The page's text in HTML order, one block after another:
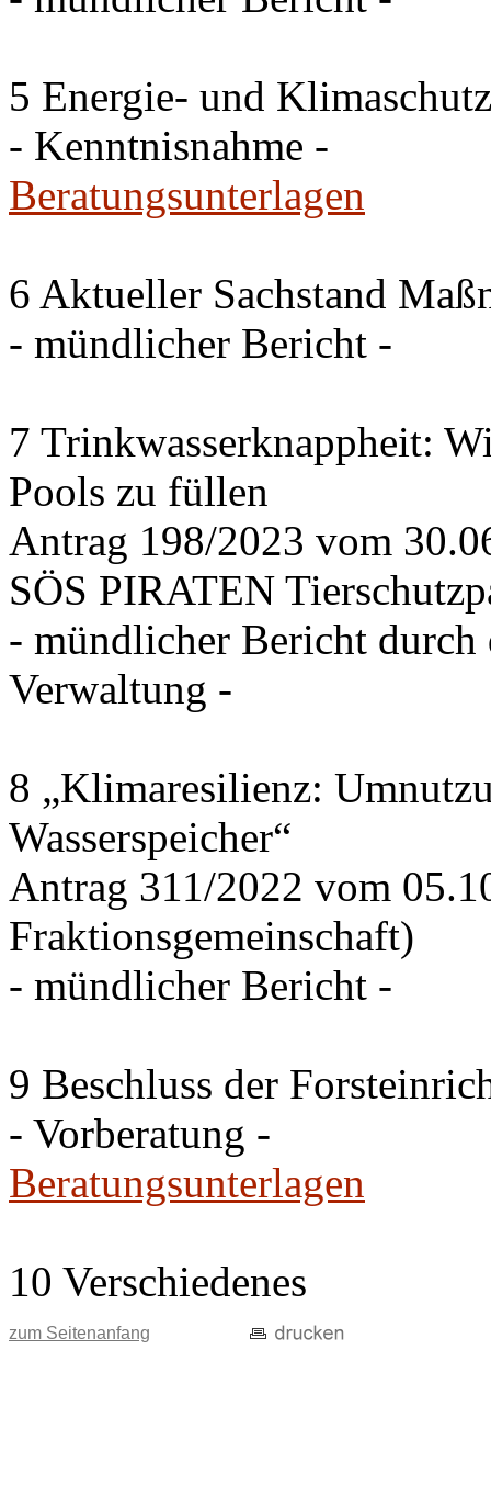
5 Energie- und
- Kenntnisnahme -
Beratungsunterlagen
6 Aktueller Sachstand
- mündlicher Bericht -
7 Trinkwasserknappheit:
Pools zu füllen
Antrag 198/2023 vom
SÖS PIRATEN
- mündlicher Bericht
Verwaltung -
8 „Klimaresilienz:
Wasserspeicher“
Antrag 311/2022 vom
Fraktionsgemeinschaft)
- mündlicher Bericht -
9 Beschluss der
- Vorberatung -
Beratungsunterlagen
10 Verschiedenes
zum Seitenanfang